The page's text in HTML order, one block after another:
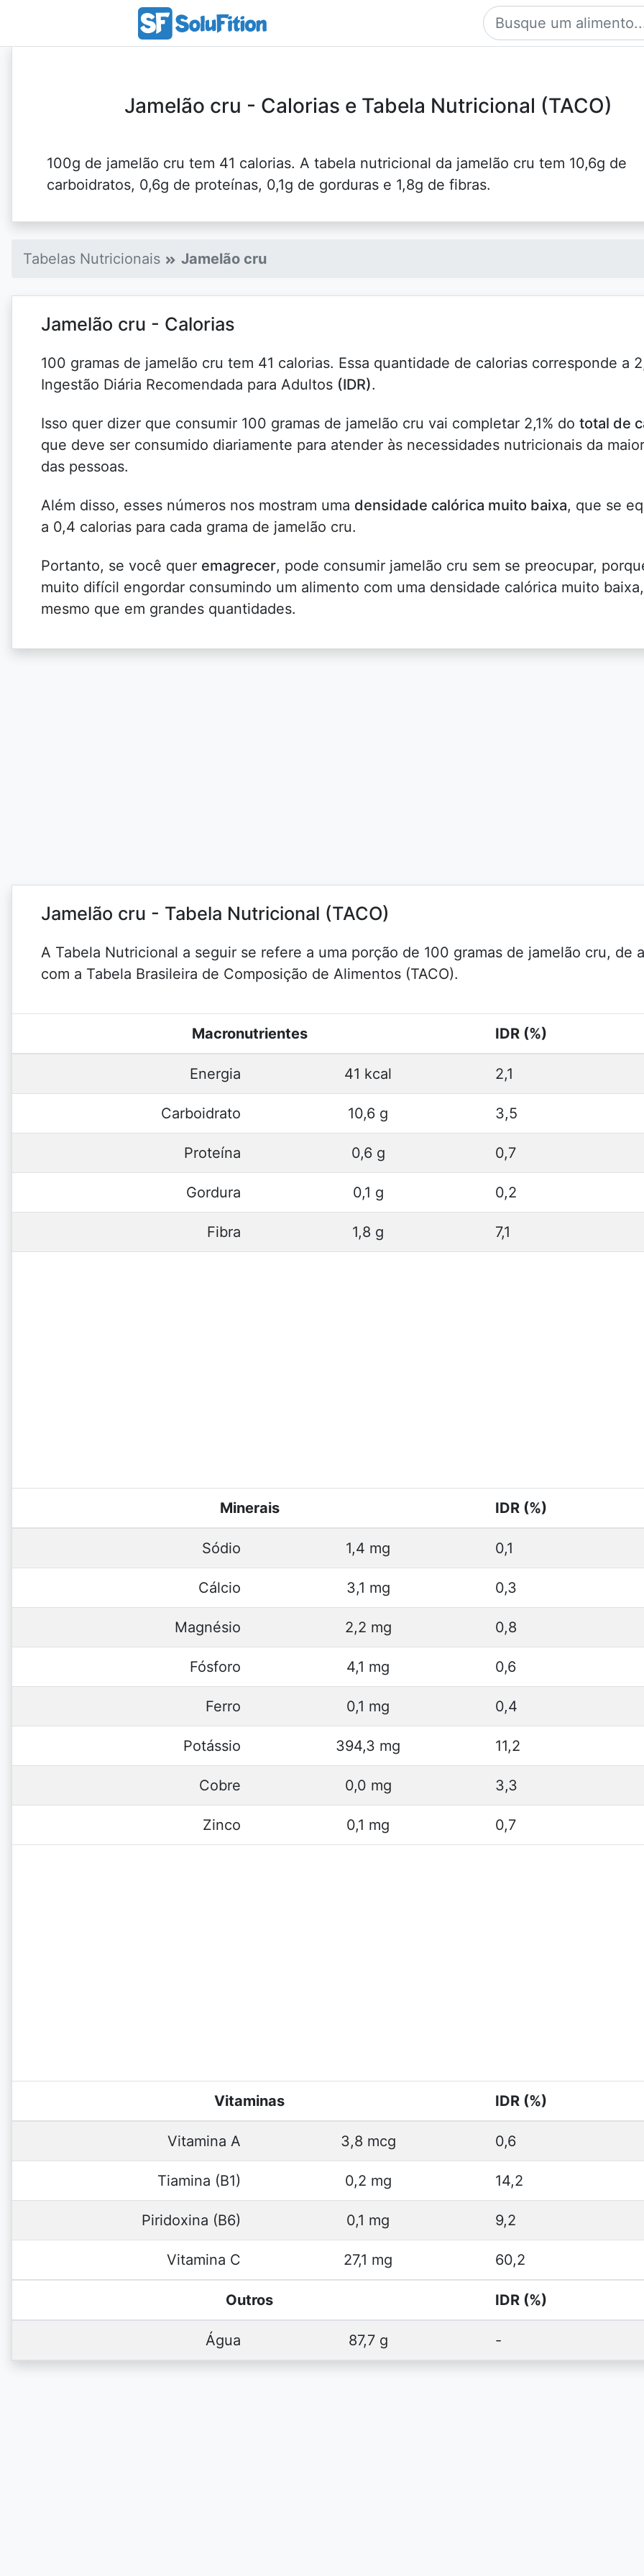
Jamelão cru - Calorias e Tabela Nutricional (TACO)
100g de jamelão cru tem 41 calorias. A tabela nutricional da jamelão cru tem 10,6g de
carboidratos, 0,6g de proteínas, 0,1g de gorduras e 1,8g de fibras.
Tabelas Nutricionais Jamelão cru
Jamelão cru - Calorias
100 gramas de jamelão cru tem 41 calorias. Essa quantidade de calorias corresponde a
Ingestão Diária Recomendada para Adultos (IDR).
Isso quer dizer que consumir 100 gramas de jamelão cru vai completar 2,1% do total de
que deve ser consumido diariamente para atender às necessidades nutricionais da
das pessoas.
Além disso, esses números nos mostram uma densidade calórica muito baixa, que se
a 0,4 calorias para cada grama de jamelão cru.
Portanto, se você quer emagrecer, pode consumir jamelão cru sem se preocupar,
muito difícil engordar consumindo um alimento com uma densidade calórica muito baixa,
mesmo que em grandes quantidades.
Jamelão cru - Tabela Nutricional (TACO)
A Tabela Nutricional a seguir se refere a uma porção de 100 gramas de jamelão cru, de
com a Tabela Brasileira de Composição de Alimentos (TACO).
Macronutrientes IDR (%)
Energia 41 kcal 2,1
Carboidrato 10,6 g 3,5
Proteína 0,6 g 0,7
Gordura 0,1 g 0,2
Fibra 1,8 g 7,1
Minerais IDR (%)
Sódio 1,4 mg 0,1
Cálcio 3,1 mg 0,3
Magnésio 2,2 mg 0,8
Fósforo 4,1 mg 0,6
Ferro 0,1 mg 0,4
Potássio 394,3 mg 11,2
Cobre 0,0 mg 3,3
Zinco 0,1 mg 0,7
Vitaminas IDR (%)
Vitamina A 3,8 mcg 0,6
Tiamina (B1) 0,2 mg 14,2
Piridoxina (B6) 0,1 mg 9,2
Vitamina C 27,1 mg 60,2
Outros IDR (%)
Água 87,7 g -